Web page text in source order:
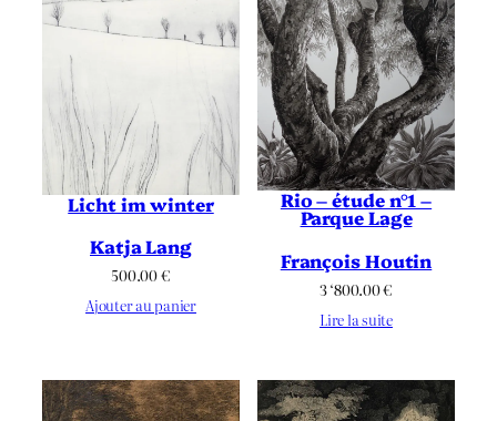
Licht im winter
Katja Lang
500.00€
Ajouter au panier
Rio – étude n°1 –
Parque Lage
François Houtin
3 ‘800.00€
Lire la suite